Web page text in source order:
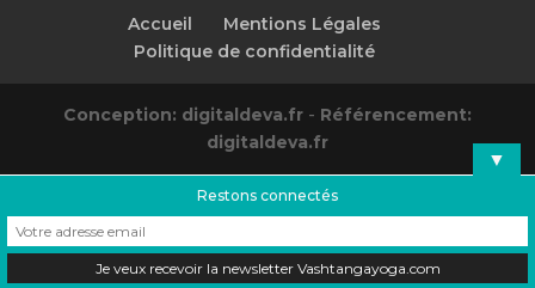
Accueil
Mentions Légales
Politique de confidentialité
Conception: digitaldeva.fr - Référencement:
digitaldeva.fr
▼
Restons connectés